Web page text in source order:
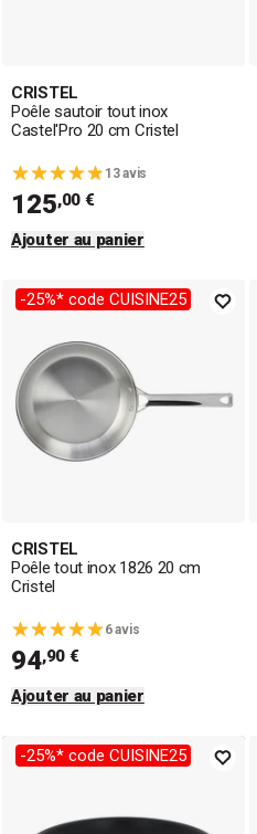
CRISTEL
Poêle sautoir tout inox
Castel'Pro 20 cm Cristel
13 avis
125,00 €
Ajouter au panier
-25%* code CUISINE25
CRISTEL
Poêle tout inox 1826 20 cm
Cristel
6 avis
94,90 €
Ajouter au panier
-25%* code CUISINE25